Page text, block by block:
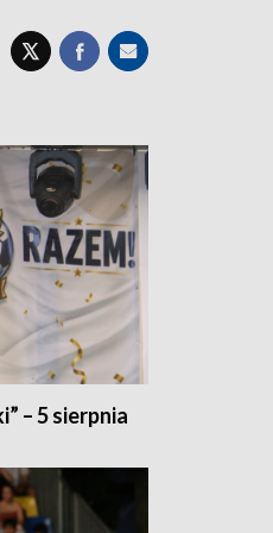
– 5 sierpnia